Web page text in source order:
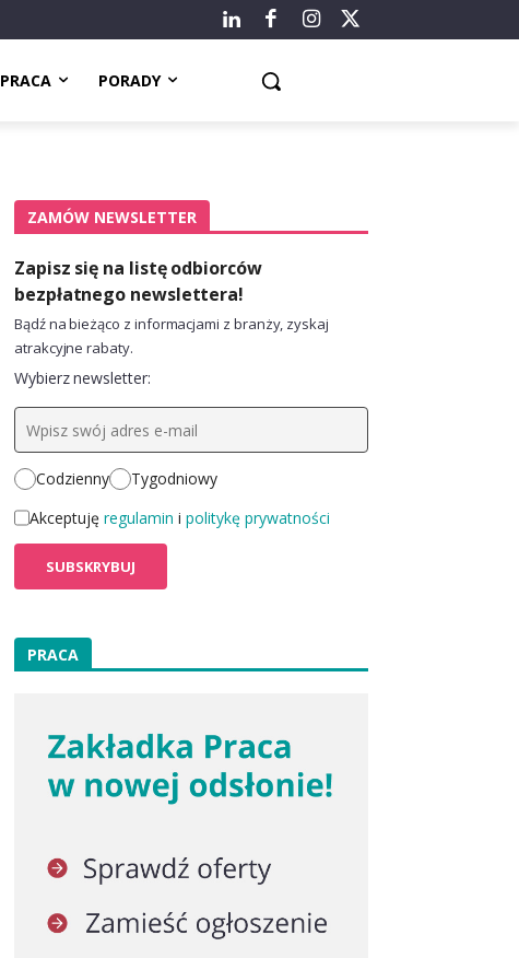
PRACA PORADY
ZAMÓW NEWSLETTER
Zapisz się na listę odbiorców
bezpłatnego newslettera!
Bądź na bieżąco z informacjami z branży, zyskaj
atrakcyjne rabaty.
Wybierz newsletter:
Codzienny
Tygodniowy
Akceptuję regulamin i politykę prywatności
PRACA